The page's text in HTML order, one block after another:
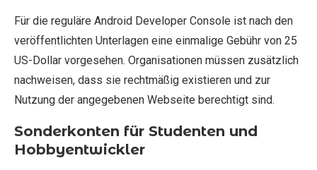
Für die reguläre Android Developer Console ist nach den
veröffentlichten Unterlagen eine einmalige Gebühr von 25
US-Dollar vorgesehen. Organisationen müssen zusätzlich
nachweisen, dass sie rechtmäßig existieren und zur
Nutzung der angegebenen Webseite berechtigt sind.
Sonderkonten für Studenten und
Hobbyentwickler